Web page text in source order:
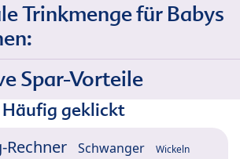
Trinkmenge für Babys
Spar-Vorteile
Häufig geklickt
Rechner Schwanger Wickeln